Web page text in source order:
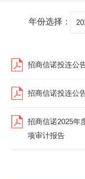
年份选择：
招商信诺投连公
招商信诺投连公
招商信诺2025年
项审计报告